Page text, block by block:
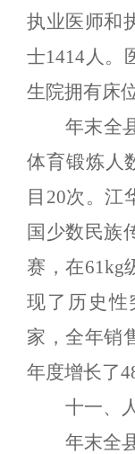
执业医师和
士1414人。
生院拥有床
年末全
体育锻炼人
目 20次。江
国少数民族
赛，在61kg
现了历史性
家，全年销
年度增长了
十一、
年末全